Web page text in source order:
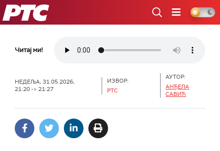
РТС
Читај ми!
НЕДЕЉА, 31.05.2026,
21:20 -> 21:27
ИЗВОР:
РТС
АУТОР:
АНЂЕЛА
САВИЋ